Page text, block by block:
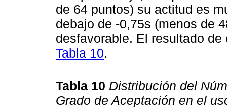
de 64 puntos) su actitud es
debajo de -0,75s (menos de
desfavorable. El resultado
Tabla 10.
Tabla 10 Distribución del
Grado de Aceptación en el